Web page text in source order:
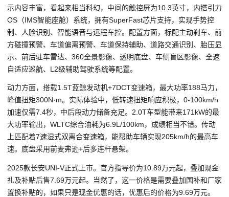
示内容丰富，看起来相当科幻，中间的触控屏为10.3英寸，内搭引力
OS（IMS智能座舱）系统，拥有SuperFast芯片支持，实现手势控
制、人脸识别、智能语音与远程车控。配置方面，标配主动刹车、前
方碰撞预警、车道偏离预警、车道保持辅助、道路交通识别、胎压显
示、前后驻车雷达、360全景影像、透明底盘、车侧盲区影像、全速
自适应巡航、L2级辅助驾驶系统等配置。
动力方面，搭载1.5T蓝鲸发动机+7DCT变速箱，最大功率188马力，
峰值扭矩300N·m。实际体验中，低转速扭矩响应积极，0-100km/h
加速仅需7.4秒，中后段动力储备充足。2.0T车型能带来171kW的最
大功率输出，WLTC综合油耗为6.9L/100km，成绩相当不错。传动
上匹配着7速湿式双离合变速箱，能帮助车辆实现205km/h的最高车
速。底盘采用前麦弗逊+后多连杆悬架。
2025款长安UNI-V正式上市。官方指导价为10.89万元起，叠加现金
礼及补贴后售7.69万元起。当然了，这一价格是需要叠加国补和厂家
置换补贴的，如果只是现金优惠的话，优惠后的价格为9.69万元。